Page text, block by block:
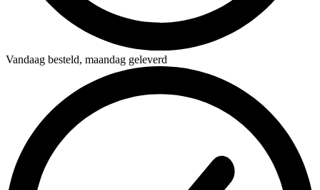
Vandaag besteld, maandag geleverd